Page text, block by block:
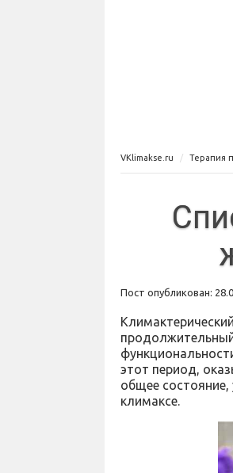
VKlimakse.ru Терапия
Пост опубликован:
этот период,
общее
климаксе.